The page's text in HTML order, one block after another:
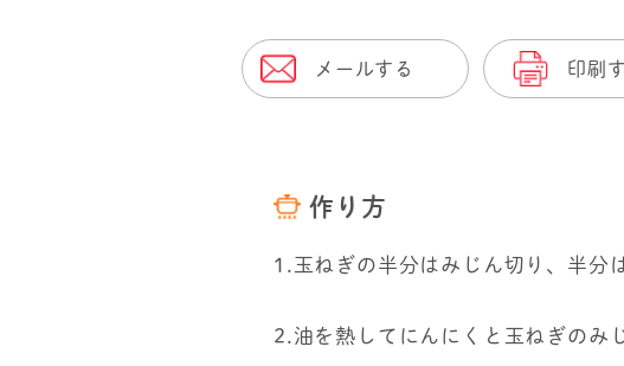
メールする 印刷
作り方
1.玉ねぎの半分はみじん切り、半分
2.油を熱してにんにくと玉ねぎのみ